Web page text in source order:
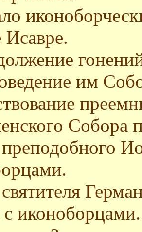
Исавре.
им
Собора
с иконоборцами.